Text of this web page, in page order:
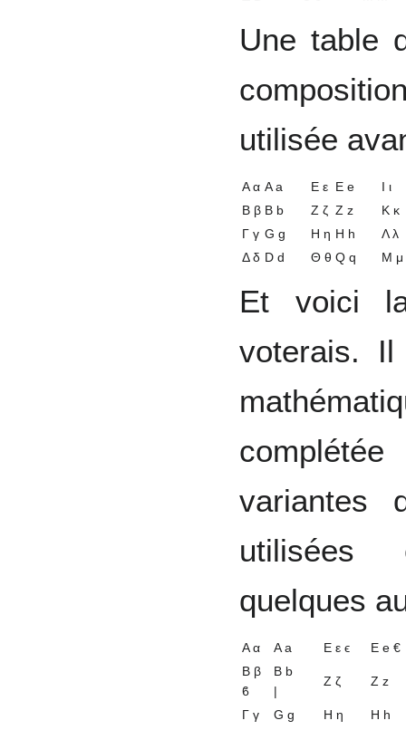
Une table
utilisée
Α α A a Ε ε E e
Ι ι
Β β B b Ζ ζ Z z
Κ κ
Γ γ G g Η η H h
Λ λ
Δ δ D d Θ θ Q q Μ μ
Et voici
voterais.
variantes
utilisées
quelques
Α α A a Ε ε ϵ
E e €
Β β
ϐ
B b
|
Ζ ζ Z z
Γ γ G g Η η H h